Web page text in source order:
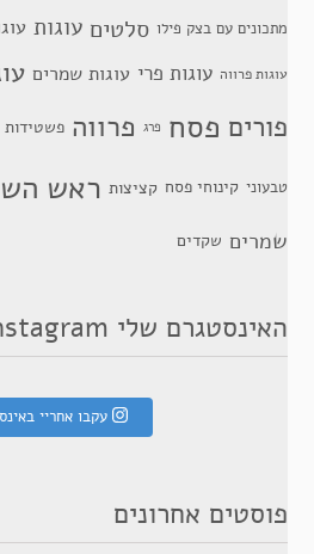
מתכונים עם בצק פילו סלטים עוגות
עוגות פרווה עוגות פרי עוגות שמרים
פורים פסח פרג פרווה פשטידות
טבעוני קינוחי פסח קציצות ראש
שמרים שקדים
האינסטגרם שלי My Instagram
עקבו אחריי
פוסטים אחרונים